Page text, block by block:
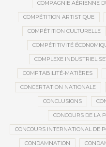
COMPAGNIE AÉRIENNE
COMPÉTITION ARTISTIQUE
COMPÉTITION CULTURELLE
COMPÉTITIVITÉ
COMPLEXE INDUSTRIEL
COMPTABILITÉ-MATIÈRES
CONCERTATION NATIONALE
CONCLUSIONS
CONCOURS DE LA
CONCOURS INTERNATIONAL DE
CONDAMNATION